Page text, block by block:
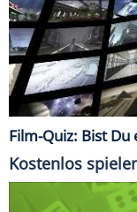
Film-Quiz: Bist Du
Kostenlos